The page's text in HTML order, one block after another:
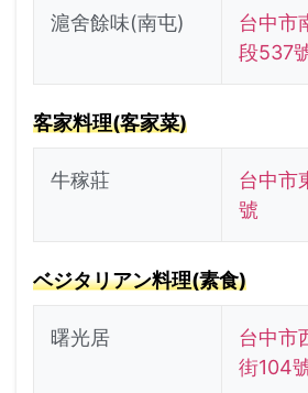
滬舍餘味(南屯)
台中市
段537
客家料理(客家菜)
牛稼莊
台中市
號
ベジタリアン料理(素食)
曙光居
台中市
街104